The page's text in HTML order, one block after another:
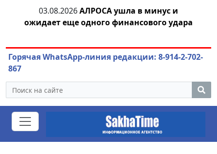
03.08.2026АЛРОСА ушла в минус и
ожидает еще одного финансового удара
Горячая WhatsApp-линия редакции: 8-914-2-702-
867